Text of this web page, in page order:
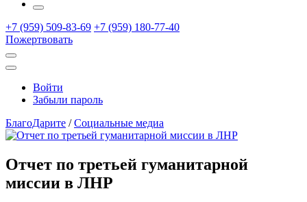
More
+7 (959) 509-83-69 +7 (959) 180-77-40
Пожертвовать
Открыть
поиск
Профиль
Войти
Забыли пароль
БлагоДарите /Социальные медиа
Отчет по третьей гуманитарной
миссии в ЛНР